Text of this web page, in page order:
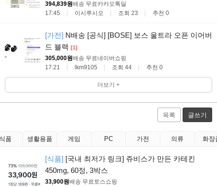
394,839원배송 무료카카오톡딜
17:45
이시루시오 조회 23 추천 0
[가전] N배송 [공식] [BOSE] 보스 울트라 오픈 이어버
드 블랙 [1]
305,000원배송 무료네이버쇼핑
17:21
lkm9105 조회 44 추천 0
더보기 +
목록 글쓰기
품 생활용품 게임 PC 가전 의류 화장
[식품] [국내 최저가 링크] 쥬비스가 만든 카테킨
450mg, 60정, 3박스
33,900원배송 무료토스쇼핑